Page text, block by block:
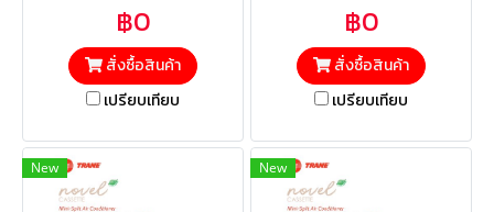
฿0
สั่งซื้อสินค้า
เปรียบเทียบ
฿0
สั่งซื้อสินค้า
เปรียบเทียบ
New New